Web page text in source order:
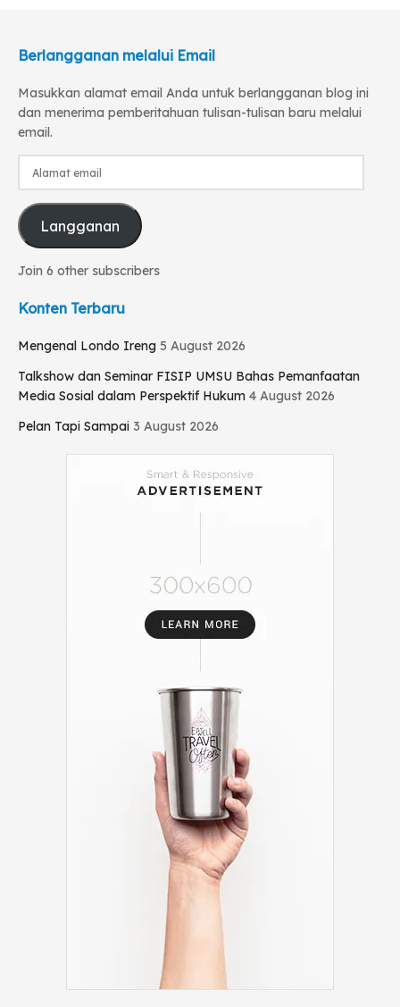
Berlangganan melalui Email
Masukkan alamat email Anda untuk berlangganan blog ini
dan menerima pemberitahuan tulisan-tulisan baru melalui
email.
Langganan
Join 6 other subscribers
Konten Terbaru
Mengenal Londo Ireng 5 August 2026
Talkshow dan Seminar FISIP UMSU Bahas Pemanfaatan
Media Sosial dalam Perspektif Hukum 4 August 2026
Pelan Tapi Sampai 3 August 2026